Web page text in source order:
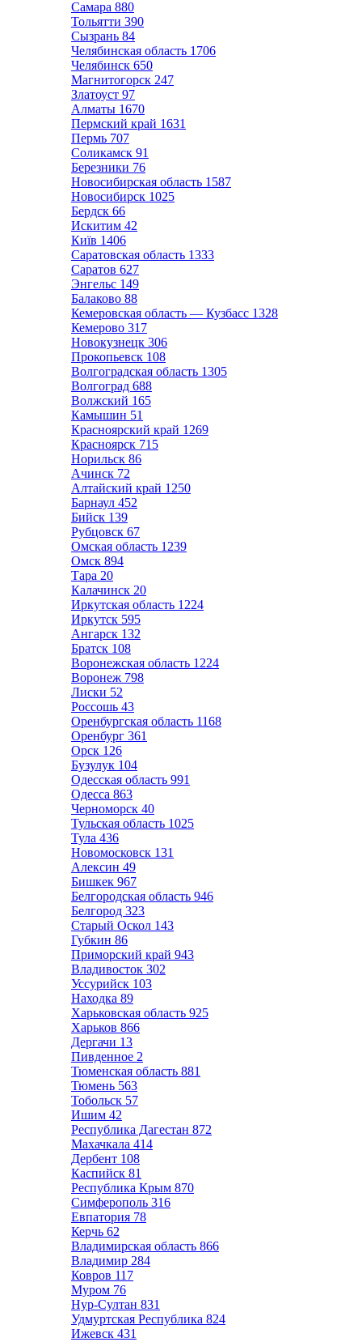
Самара 880
Тольятти 390
Сызрань 84
Челябинская область 1706
Челябинск 650
Магнитогорск 247
Златоуст 97
Алматы 1670
Пермский край 1631
Пермь 707
Соликамск 91
Березники 76
Новосибирская область 1587
Новосибирск 1025
Бердск 66
Искитим 42
Київ 1406
Саратовская область 1333
Саратов 627
Энгельс 149
Балаково 88
Кемеровская область — Кузбасс 1328
Кемерово 317
Новокузнецк 306
Прокопьевск 108
Волгоградская область 1305
Волгоград 688
Волжский 165
Камышин 51
Красноярский край 1269
Красноярск 715
Норильск 86
Ачинск 72
Алтайский край 1250
Барнаул 452
Бийск 139
Рубцовск 67
Омская область 1239
Омск 894
Тара 20
Калачинск 20
Иркутская область 1224
Иркутск 595
Ангарск 132
Братск 108
Воронежская область 1224
Воронеж 798
Лиски 52
Россошь 43
Оренбургская область 1168
Оренбург 361
Орск 126
Бузулук 104
Одесская область 991
Одесса 863
Черноморск 40
Тульская область 1025
Тула 436
Новомосковск 131
Алексин 49
Бишкек 967
Белгородская область 946
Белгород 323
Старый Оскол 143
Губкин 86
Приморский край 943
Владивосток 302
Уссурийск 103
Находка 89
Харьковская область 925
Харьков 866
Дергачи 13
Пивденное 2
Тюменская область 881
Тюмень 563
Тобольск 57
Ишим 42
Республика Дагестан 872
Махачкала 414
Дербент 108
Каспийск 81
Республика Крым 870
Симферополь 316
Евпатория 78
Керчь 62
Владимирская область 866
Владимир 284
Ковров 117
Муром 76
Нур-Султан 831
Удмуртская Республика 824
Ижевск 431